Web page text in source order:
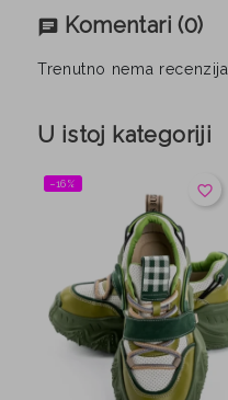
chat Komentari (0)
Trenutno nema recenzija
U istoj kategoriji
favorite_border
−16%